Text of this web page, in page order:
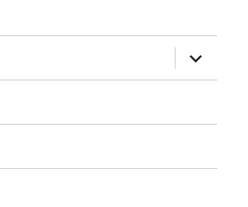
ブ
メ
ー
開